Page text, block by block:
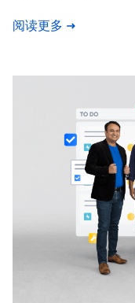
阅读更多